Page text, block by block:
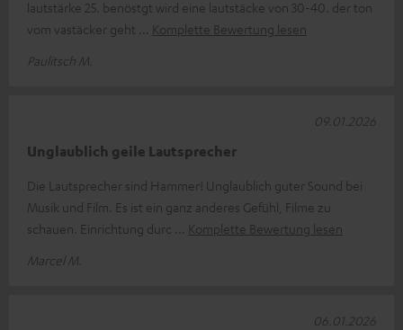
lautstärke 25. benöstgt wird eine lautstäcke von 30-40. der ton
vom vastäcker geht
Komplette Bewertung lesen
Paulitsch M.
Unglaublich geile Lautsprecher
Die Lautsprecher sind Hammer! Unglaublich guter Sound bei
Musik und Film. Es ist ein ganz anderes Gefühl, Filme zu
schauen. Einrichtung durc
Komplette Bewertung lesen
Marcel M.
09.01.2026
06.01.2026